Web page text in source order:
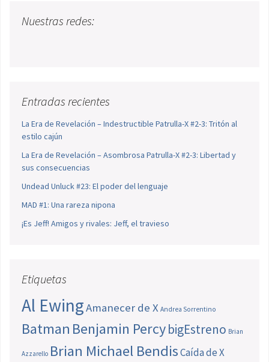
Nuestras redes:
Entradas recientes
La Era de Revelación – Indestructible Patrulla-X #2-3: Tritón al
estilo cajún
La Era de Revelación – Asombrosa Patrulla-X #2-3: Libertad y
sus consecuencias
Undead Unluck #23: El poder del lenguaje
MAD #1: Una rareza nipona
¡Es Jeff! Amigos y rivales: Jeff, el travieso
Etiquetas
Al EwingAmanecer de X Andrea Sorrentino
Batman Benjamin PercybigEstreno Brian
Azzarello Brian Michael BendisCaída de X